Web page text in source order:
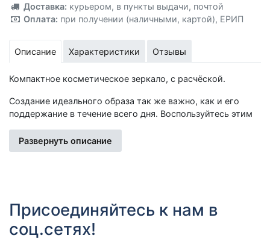
Доставка: курьером, в пункты выдачи, почтой
Оплата: при получении (наличными, картой), ЕРИП
Описание Характеристики Отзывы
Компактное косметическое зеркало, с расчёской.
Создание идеального образа так же важно, как и его
поддержание в течение всего дня. Воспользуйтесь этим
подправить макияж или причёску. Удобная форма и
компактный размер расчёски позволят вместить её даже
высоте-Вам поможет карманное складное зеркальце,
аксессуар на все случаи жизни!
Развернуть описание
Присоединяйтесь к нам в
соц.сетях!